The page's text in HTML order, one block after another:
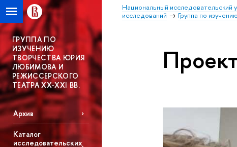
Национальный исследовательский
исследований
Группа по
ГРУППА ПО
ИЗУЧЕНИЮ
ТВОРЧЕСТВА ЮРИЯ
ЛЮБИМОВА И
РЕЖИССЕРСКОГО
ТЕАТРА XX-XXI ВВ.
Архив
Каталог
исследовательских